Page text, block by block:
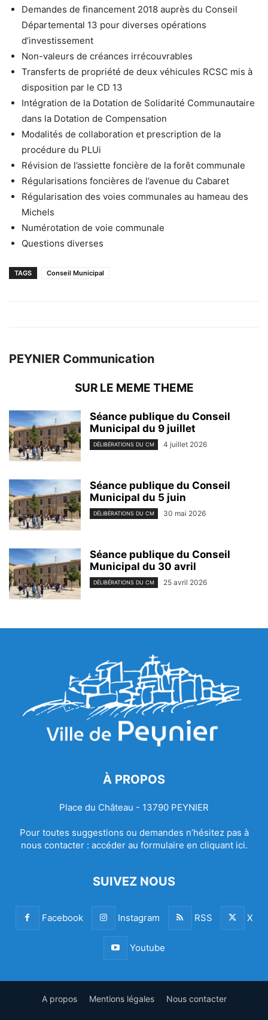
Demandes de financement 2018 auprès du Conseil
Départemental 13 pour diverses opérations
d’investissement
Non-valeurs de créances irrécouvrables
Transferts de propriété de deux véhicules RCSC mis à
disposition par le CD 13
Intégration de la Dotation de Solidarité Communautaire
dans la Dotation de Compensation
Modalités de collaboration et prescription de la
procédure du PLUi
Révision de l’assiette foncière de la forêt communale
Régularisations foncières de l’avenue du Cabaret
Régularisation des voies communales au hameau des
Michels
Numérotation de voie communale
Questions diverses
TAGS Conseil Municipal
PEYNIER Communication
SUR LE MEME THEME
Séance publique du Conseil
Municipal du 9 juillet
DÉLIBÉRATIONS DU CM 4 juillet 2026
Séance publique du Conseil
Municipal du 5 juin
DÉLIBÉRATIONS DU CM 30 mai 2026
Séance publique du Conseil
Municipal du 30 avril
DÉLIBÉRATIONS DU CM 25 avril 2026
À PROPOS
Place du Château - 13790 PEYNIER
Pour toutes suggestions ou demandes n’hésitez pas à
nous contacter : accéder au formulaire en cliquant ici.
SUIVEZ NOUS
Facebook Instagram RSS X
Youtube
A propos Mentions légales Nous contacter